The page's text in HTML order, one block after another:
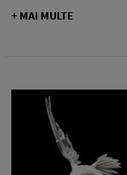
+ MAI MULTE